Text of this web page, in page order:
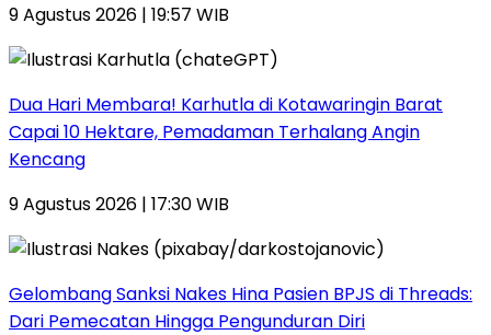
9 Agustus 2026 | 19:57 WIB
Dua Hari Membara! Karhutla di Kotawaringin Barat
Capai 10 Hektare, Pemadaman Terhalang Angin
Kencang
9 Agustus 2026 | 17:30 WIB
Gelombang Sanksi Nakes Hina Pasien BPJS di Threads:
Dari Pemecatan Hingga Pengunduran Diri